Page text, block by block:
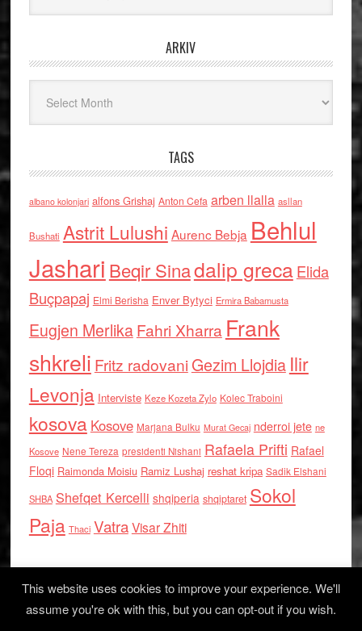
ARKIV
TAGS
albano kolonjari alfons Grishaj Anton Cefa arben llalla asllan
Bushati Astrit Lulushi Aurenc Bebja Behlul
Jashari Beqir Sinadalip grecaElida
Buçpapaj Elmi Berisha Enver Bytyci Ermira Babamusta
Eugjen MerlikaFahri Xharra Frank
shkreli Fritz radovaniGezim Llojdia Ilir
Levonja Interviste Keze Kozeta Zylo Kolec Traboini
kosova Kosove Marjana Bulku Murat Gecaj nderroi jete ne
Kosove Nene Tereza presidenti Nishani Rafaela Prifti Rafael
Floqi Raimonda Moisiu Ramiz Lushaj reshat kripa Sadik Elshani
SHBA Shefqet Kercelli shqiperia shqiptaret Sokol
Paja Thaci VatraVisar Zhiti
This website uses cookies to improve your experience. We'll
assume you're ok with this, but you can opt-out if you wish.